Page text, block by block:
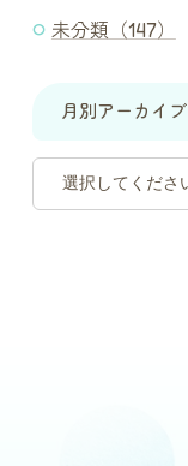
未分類（147）
月別アーカイブ